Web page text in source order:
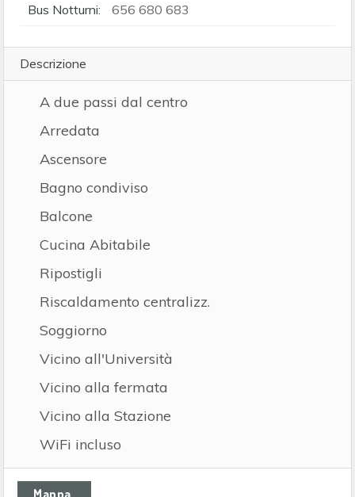
Bus Notturni: 656 680 683
Descrizione
A due passi dal centro
Arredata
Ascensore
Bagno condiviso
Balcone
Cucina Abitabile
Ripostigli
Riscaldamento centralizz.
Soggiorno
Vicino all'Università
Vicino alla fermata
Vicino alla Stazione
WiFi incluso